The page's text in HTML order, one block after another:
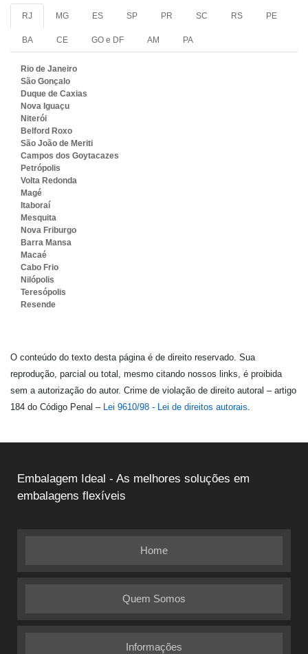
RJ MG ES SP PR SC RS PE
BA CE GO e DF AM PA
Rio de Janeiro
São Gonçalo
Duque de Caxias
Nova Iguaçu
Niterói
Belford Roxo
São João de Meriti
Campos dos Goytacazes
Petrópolis
Volta Redonda
Magé
Itaboraí
Mesquita
Nova Friburgo
Barra Mansa
Macaé
Cabo Frio
Nilópolis
Teresópolis
Resende
O conteúdo do texto desta página é de direito reservado. Sua
reprodução, parcial ou total, mesmo citando nossos links, é proibida
sem a autorização do autor. Crime de violação de direito autoral – artigo
184 do Código Penal – Lei 9610/98 - Lei de direitos autorais.
Embalagem Ideal - As melhores soluções em
embalagens flexíveis
Home
Quem Somos
Informações